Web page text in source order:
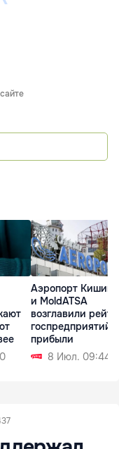
Аэропорт
и MoldATSA
возглавили
госпредприятий
прибыли
8 Июл. 09:44